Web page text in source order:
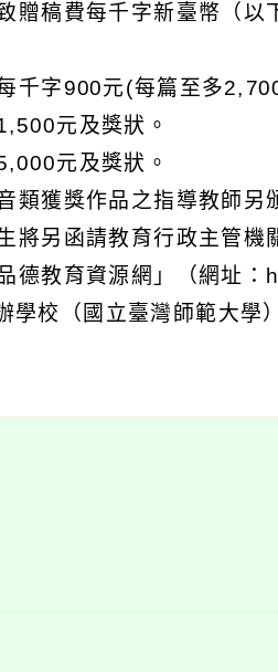
稿費每千字新臺幣（以
字900元(每篇至多
元及獎狀。
元及獎狀。
獲獎作品之指導教師另
另函請教育行政主管機
德教育資源網」（網址
校（國立臺灣師範大學